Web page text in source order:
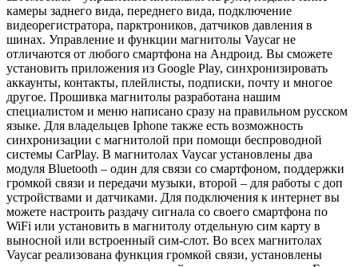
камеры заднего вида, переднего вида, подключение
видеорегистратора, парктроников, датчиков давления в
шинах. Управление и функции магнитолы Vaycar не
отличаются от любого смартфона на Андроид. Вы сможете
установить приложения из Google Play, синхронизировать
аккаунты, контакты, плейлисты, подписки, почту и многое
другое. Прошивка магнитолы разработана нашим
специалистом и меню написано сразу на правильном русском
языке. Для владельцев Iphone также есть возможность
синхронизации с магнитолой при помощи беспроводной
системы CarPlay. В магнитолах Vaycar установлены два
модуля Bluetooth – один для связи со смартфоном, поддержки
громкой связи и передачи музыки, второй – для работы с доп
устройствами и датчиками. Для подключения к интернет вы
можете настроить раздачу сигнала со своего смартфона по
WiFi или установить в магнитолу отдельную сим карту в
выносной или встроенный сим-слот. Во всех магнитолах
Vaycar реализована функция громкой связи, установлены